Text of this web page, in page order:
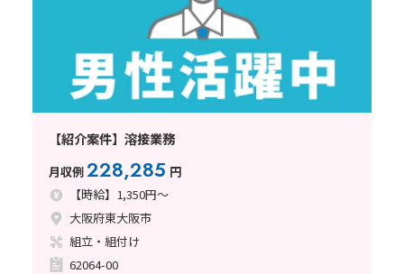
【紹介案件】溶接業務
月収例228,285 円
【時給】1,350円～
大阪府東大阪市
組立・組付け
62064-00